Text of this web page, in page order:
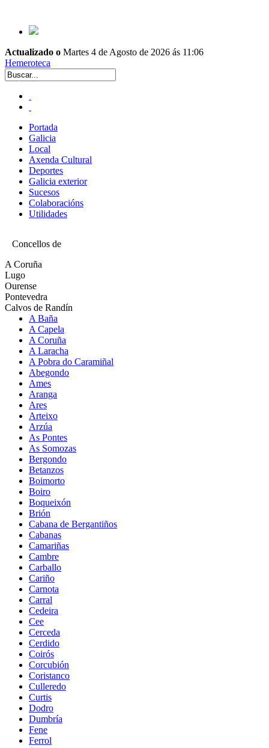
Actualizado o Martes 4 de Agosto de 2026 ás 11:06
Hemeroteca
Portada
Galicia
Local
Axenda Cultural
Deportes
Galicia exterior
Sucesos
Colaboracións
Utilidades
Concellos de
A Coruña
Lugo
Ourense
Pontevedra
Calvos de Randín
A Baña
A Capela
A Coruña
A Laracha
A Pobra do Caramiñal
Abegondo
Ames
Aranga
Ares
Arteixo
Arzúa
As Pontes
As Somozas
Bergondo
Betanzos
Boimorto
Boiro
Boqueixón
Brión
Cabana de Bergantiños
Cabanas
Camariñas
Cambre
Carballo
Cariño
Carnota
Carral
Cedeira
Cee
Cerceda
Cerdido
Coirós
Corcubión
Coristanco
Culleredo
Curtis
Dodro
Dumbría
Fene
Ferrol